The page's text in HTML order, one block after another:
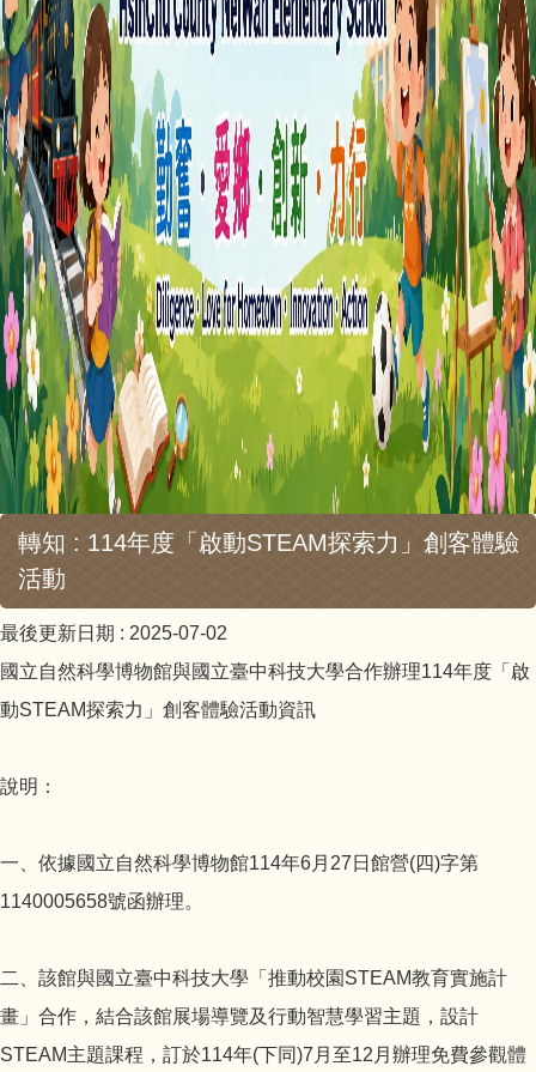
轉知 : 114年度「啟動STEAM探索力」創客體驗
活動
最後更新日期 : 2025-07-02
國立自然科學博物館與國立臺中科技大學合作辦理114年度「啟
動STEAM探索力」創客體驗活動資訊
說明：
一、依據國立自然科學博物館114年6月27日館營(四)字第
1140005658號函辦理。
二、該館與國立臺中科技大學「推動校園STEAM教育實施計
畫」合作，結合該館展場導覽及行動智慧學習主題，設計
STEAM主題課程，訂於114年(下同)7月至12月辦理免費參觀體